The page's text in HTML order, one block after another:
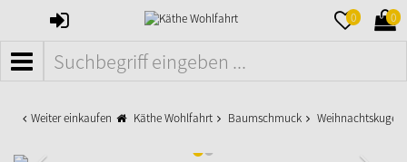
ANMELDEN 0 0
MENÜ
Weiter einkaufen Käthe Wohlfahrt Baumschmuck